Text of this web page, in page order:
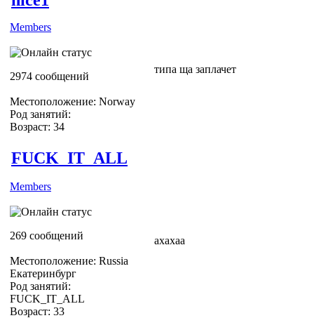
Members
2974 сообщений
Местоположение: Norway
Род занятий:
Возраст: 34
типа ща заплачет
FUCK_IT_ALL
Members
269 сообщений
Местоположение: Russia
Екатеринбург
Род занятий:
FUCK_IT_ALL
Возраст: 33
ахахаа